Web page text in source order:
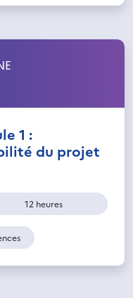
1 :
du projet
12 heures